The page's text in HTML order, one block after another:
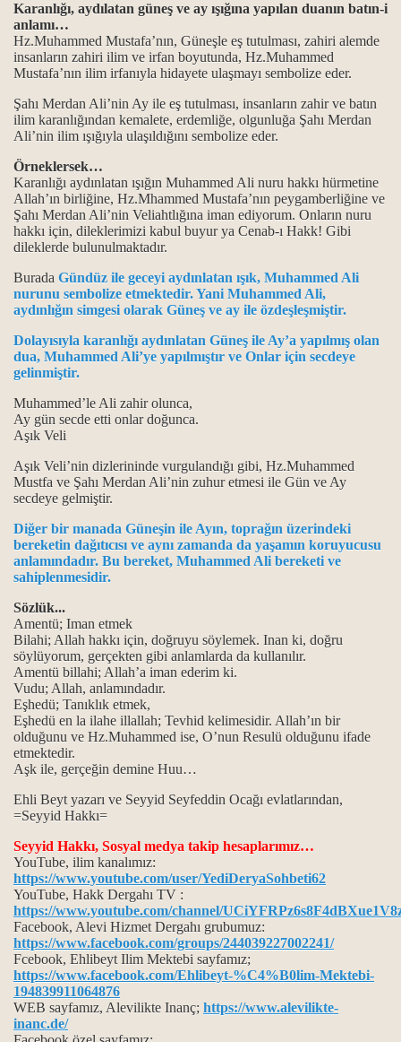
Karanlığı, aydılatan güneş ve ay ışığına yapılan duanın batın-i
anlamı…
Hz.Muhammed Mustafa’nın, Güneşle eş tutulması, zahiri alemde
insanların zahiri ilim ve irfan boyutunda, Hz.Muhammed
Mustafa’nın ilim irfanıyla hidayete ulaşmayı sembolize eder.
Şahı Merdan Ali’nin Ay ile eş tutulması, insanların zahir ve batın
ilim karanlığından kemalete, erdemliğe, olgunluğa Şahı Merdan
Ali’nin ilim ışığıyla ulaşıldığını sembolize eder.
Örneklersek…
Karanlığı aydınlatan ışığın Muhammed Ali nuru hakkı hürmetine
Allah’ın birliğine, Hz.Mhammed Mustafa’nın peygamberliğine ve
Şahı Merdan Ali’nin Veliahtlığına iman ediyorum. Onların nuru
hakkı için, dileklerimizi kabul buyur ya Cenab-ı Hakk! Gibi
dileklerde bulunulmaktadır.
Burada Gündüz ile geceyi aydınlatan ışık, Muhammed Ali
nurunu sembolize etmektedir. Yani Muhammed Ali,
aydınlığın simgesi olarak Güneş ve ay ile özdeşleşmiştir.
Dolayısıyla karanlığı aydınlatan Güneş ile Ay’a yapılmış olan
dua, Muhammed Ali’ye yapılmıştır ve Onlar için secdeye
gelinmiştir.
Muhammed’le Ali zahir olunca,
Ay gün secde etti onlar doğunca.
Aşık Veli
Aşık Veli’nin dizlerininde vurgulandığı gibi, Hz.Muhammed
Mustfa ve Şahı Merdan Ali’nin zuhur etmesi ile Gün ve Ay
secdeye gelmiştir.
Diğer bir manada Güneşin ile Ayın, toprağın üzerindeki
bereketin dağıtıcısı ve aynı zamanda da yaşamın koruyucusu
anlamındadır. Bu bereket, Muhammed Ali bereketi ve
sahiplenmesidir.
Sözlük...
Amentü; Iman etmek
Bilahi; Allah hakkı için, doğruyu söylemek. Inan ki, doğru
söylüyorum, gerçekten gibi anlamlarda da kullanılır.
Amentü billahi; Allah’a iman ederim ki.
Vudu; Allah, anlamındadır.
Eşhedü; Tanıklık etmek,
Eşhedü en la ilahe illallah; Tevhid kelimesidir. Allah’ın bir
olduğunu ve Hz.Muhammed ise, O’nun Resulü olduğunu ifade
etmektedir.
Aşk ile, gerçeğin demine Huu…
Ehli Beyt yazarı ve Seyyid Seyfeddin Ocağı evlatlarından,
=Seyyid Hakkı=
Seyyid Hakkı, Sosyal medya takip hesaplarımız…
YouTube, ilim kanalımız:
https://www.youtube.com/user/YediDeryaSohbeti62
YouTube, Hakk Dergahı TV :
https://www.youtube.com/channel/
Facebook, Alevi Hizmet Dergahı grubumuz:
https://www.facebook.com/groups/244039227002241/
Fcebook, Ehlibeyt Ilim Mektebi sayfamız;
https://www.facebook.com/Ehlibeyt-%C4%B0lim-Mektebi-
194839911064876
WEB sayfamız, Alevilikte Inanç; https://www.alevilikte-
inanc.de/
ile önemi…
gösterilmiştir...
başka yol bilmeyiz...
Kan ve can ile, verilen ikrardır...
mi?